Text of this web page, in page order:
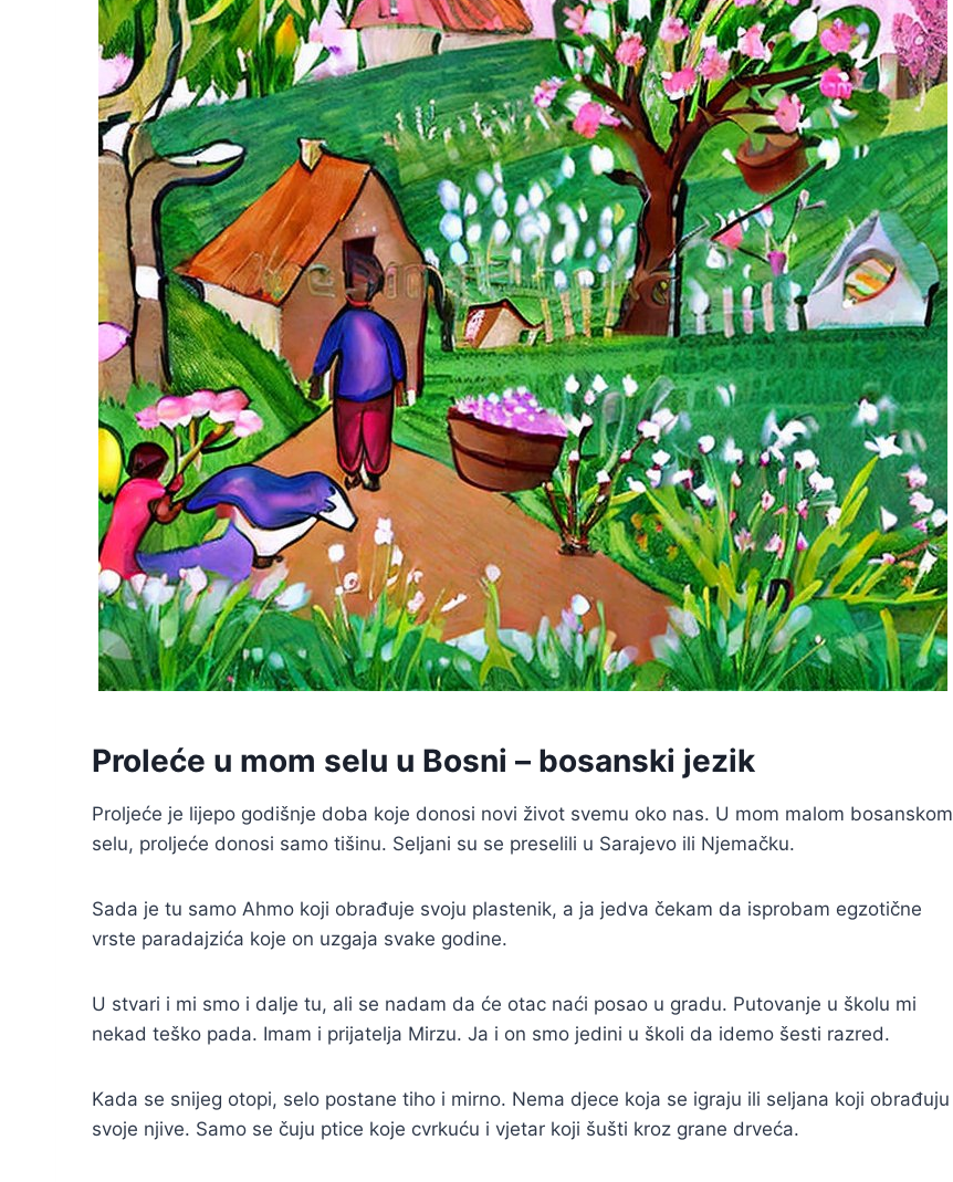
Proleće u mom selu u Bosni – bosanski jezik
Proljeće je lijepo godišnje doba koje donosi novi život svemu oko nas. U mom malom bosanskom
selu, proljeće donosi samo tišinu. Seljani su se preselili u Sarajevo ili Njemačku.
Sada je tu samo Ahmo koji obrađuje svoju plastenik, a ja jedva čekam da isprobam egzotične
vrste paradajzića koje on uzgaja svake godine.
U stvari i mi smo i dalje tu, ali se nadam da će otac naći posao u gradu. Putovanje u školu mi
nekad teško pada. Imam i prijatelja Mirzu. Ja i on smo jedini u školi da idemo šesti razred.
Kada se snijeg otopi, selo postane tiho i mirno. Nema djece koja se igraju ili seljana koji obrađuju
svoje njive. Samo se čuju ptice koje cvrkuću i vjetar koji šušti kroz grane drveća.